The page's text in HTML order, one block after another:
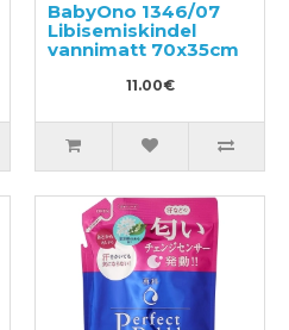
BabyOno 1346/07
Libisemiskindel
vannimatt 70x35cm
11.00€